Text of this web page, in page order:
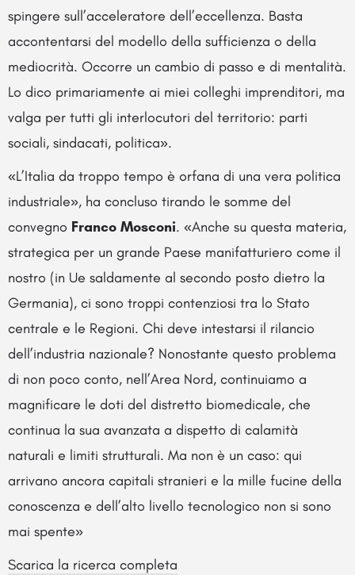
spingere sull’acceleratore dell’eccellenza. Basta
accontentarsi del modello della sufficienza o della
mediocrità. Occorre un cambio di passo e di mentalità.
Lo dico primariamente ai miei colleghi imprenditori, ma
valga per tutti gli interlocutori del territorio: parti
sociali, sindacati, politica».
«L’Italia da troppo tempo è orfana di una vera politica
industriale», ha concluso tirando le somme del
convegno Franco Mosconi. «Anche su questa materia,
strategica per un grande Paese manifatturiero come il
nostro (in Ue saldamente al secondo posto dietro la
Germania), ci sono troppi contenziosi tra lo Stato
centrale e le Regioni. Chi deve intestarsi il rilancio
dell’industria nazionale? Nonostante questo problema
di non poco conto, nell’Area Nord, continuiamo a
magnificare le doti del distretto biomedicale, che
continua la sua avanzata a dispetto di calamità
naturali e limiti strutturali. Ma non è un caso: qui
arrivano ancora capitali stranieri e la mille fucine della
conoscenza e dell’alto livello tecnologico non si sono
mai spente»
Scarica la ricerca completa